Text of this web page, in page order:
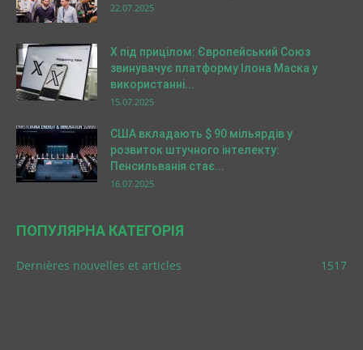
22.07.2025
X під прицілом: Європейський Союз
звинувачує платформу Ілона Маска у
використанні...
15.07.2025
США вкладають $ 90 мільярдів у
розвиток штучного інтелекту:
Пенсильванія стає...
16.07.2025
ПОПУЛЯРНА КАТЕГОРІЯ
Dernières nouvelles et articles 1517